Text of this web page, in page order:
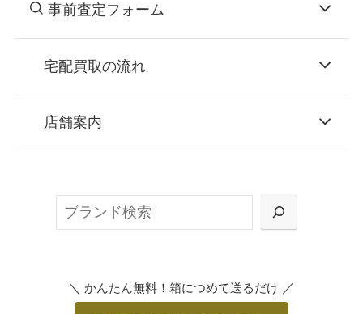
事前査定フォーム
宅配買取の流れ
お申込み
または梱包材不要の「集荷申込」からお選び
店舗案内
＼ かんたん無料！箱につめて送るだけ ／